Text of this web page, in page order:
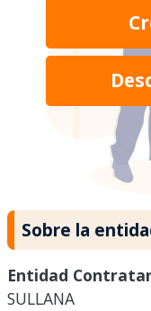
Sobre la
Entidad
SULLANA